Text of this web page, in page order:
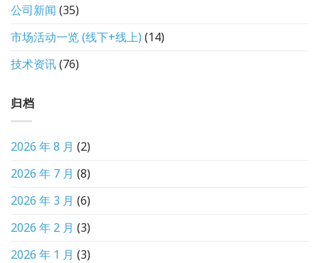
公司新闻 (35)
市场活动一览 (线下+线上) (14)
技术资讯(76)
归档
2026 年 8 月 (2)
2026 年 7 月 (8)
2026 年 3 月 (6)
2026 年 2 月 (3)
2026 年 1 月 (3)